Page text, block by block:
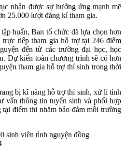
nhận được sự hưởng ứng mạnh mẽ
25.000 lượt đăng kí tham gia.
huấn, Ban tổ chức đã lựa chọn hơn
tiếp tham gia hỗ trợ tại 246 điểm
đến từ các trường đại học, học
Dự kiến toàn chương trình sẽ có hơn
tham gia hỗ trợ thí sinh trong thời
bị kĩ năng hỗ trợ thí sinh, xử lí tình
vấn thông tin tuyển sinh và phối hợp
điểm thi nhằm bảo đảm môi trường